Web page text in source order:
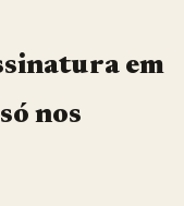
em
nos